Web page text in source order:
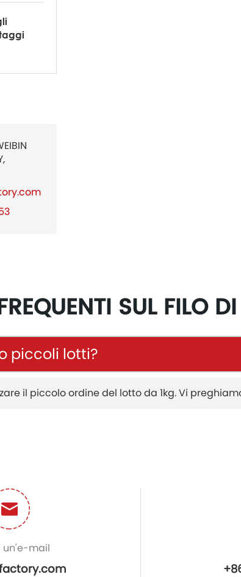
SUL FILO
piccoli lotti?
il piccolo ordine del lotto da 1kg. Vi
un'e-mail